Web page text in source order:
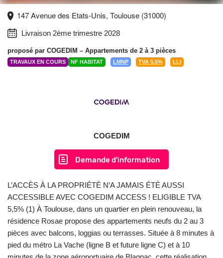
147 Avenue des Etats-Unis, Toulouse (31000)
Livraison 2ème trimestre 2028
proposé par COGEDIM – Appartements de 2 à 3 pièces
TRAVAUX EN COURS NF HABITAT LMNP TVA 5.5% LLI
COGEDIM
Demande d'information
L’ACCÈS À LA PROPRIÉTÉ N’A JAMAIS ÉTÉ AUSSI
ACCESSIBLE AVEC COGEDIM ACCESS ! ELIGIBLE TVA
5,5% (1) À Toulouse, dans un quartier en plein renouveau, la
résidence Rosae propose des appartements neufs du 2 au 3
pièces avec balcons, loggias ou terrasses. Située à 8 minutes à
pied du métro La Vache (ligne B et future ligne C) et à 10